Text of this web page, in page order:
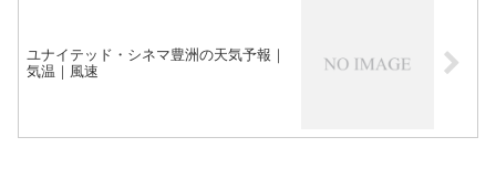
ユナイテッド・シネマ豊洲の天気予報｜
気温｜風速